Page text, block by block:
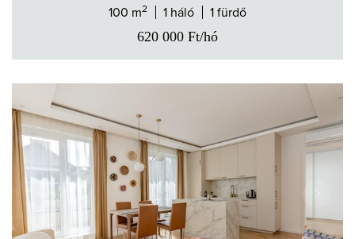
100 m2 1 háló 1 fürdő
620 000 Ft/hó